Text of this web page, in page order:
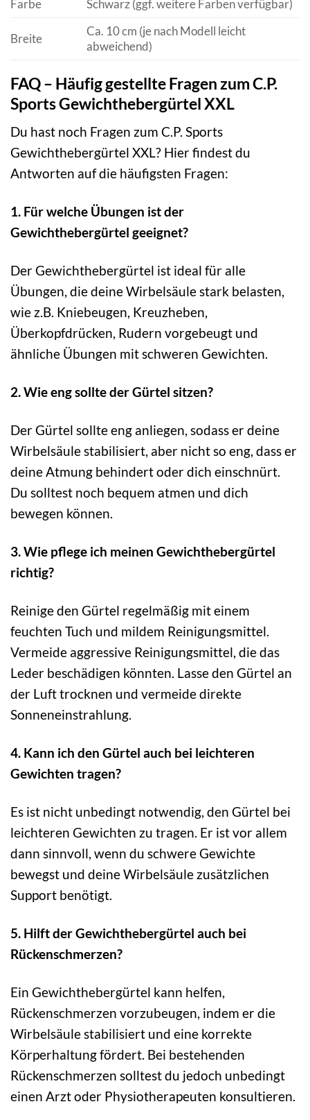
Farbe Schwarz (ggf. weitere Farben verfügbar)
Breite
Ca. 10 cm (je nach Modell leicht
abweichend)
FAQ – Häufig gestellte Fragen zum C.P.
Sports Gewichthebergürtel XXL
Du hast noch Fragen zum C.P. Sports
Gewichthebergürtel XXL? Hier findest du
Antworten auf die häufigsten Fragen:
1. Für welche Übungen ist der
Gewichthebergürtel geeignet?
Der Gewichthebergürtel ist ideal für alle
Übungen, die deine Wirbelsäule stark belasten,
wie z.B. Kniebeugen, Kreuzheben,
Überkopfdrücken, Rudern vorgebeugt und
ähnliche Übungen mit schweren Gewichten.
2. Wie eng sollte der Gürtel sitzen?
Der Gürtel sollte eng anliegen, sodass er deine
Wirbelsäule stabilisiert, aber nicht so eng, dass er
deine Atmung behindert oder dich einschnürt.
Du solltest noch bequem atmen und dich
bewegen können.
3. Wie pflege ich meinen Gewichthebergürtel
richtig?
Reinige den Gürtel regelmäßig mit einem
feuchten Tuch und mildem Reinigungsmittel.
Vermeide aggressive Reinigungsmittel, die das
Leder beschädigen könnten. Lasse den Gürtel an
der Luft trocknen und vermeide direkte
Sonneneinstrahlung.
4. Kann ich den Gürtel auch bei leichteren
Gewichten tragen?
Es ist nicht unbedingt notwendig, den Gürtel bei
leichteren Gewichten zu tragen. Er ist vor allem
dann sinnvoll, wenn du schwere Gewichte
bewegst und deine Wirbelsäule zusätzlichen
Support benötigt.
5. Hilft der Gewichthebergürtel auch bei
Rückenschmerzen?
Ein Gewichthebergürtel kann helfen,
Rückenschmerzen vorzubeugen, indem er die
Wirbelsäule stabilisiert und eine korrekte
Körperhaltung fördert. Bei bestehenden
Rückenschmerzen solltest du jedoch unbedingt
einen Arzt oder Physiotherapeuten konsultieren.